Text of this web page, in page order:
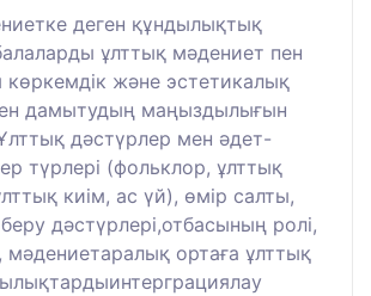
деген құндылықтық
ұлттық мәдениет пен
және эстетикалық
дамытудың маңыздылығын
дәстүрлер мен әдет-
түрлері (фольклор, ұлттық
киім, ас үй), өмір салты,
дәстүрлері,отбасының ролі,
мәдениетаралық ортаға ұлттық